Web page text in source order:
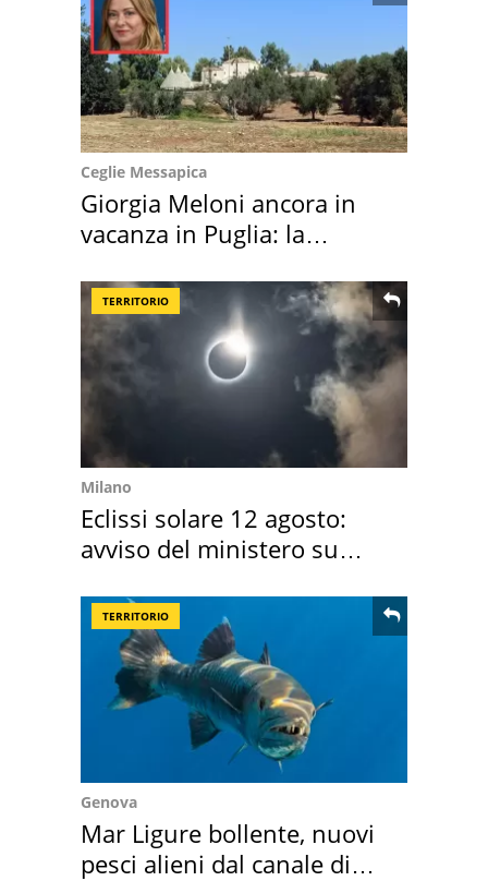
Ceglie Messapica
Giorgia Meloni ancora in
vacanza in Puglia: la
TERRITORIO
Milano
Eclissi solare 12 agosto:
avviso del ministero su
TERRITORIO
Genova
Mar Ligure bollente, nuovi
pesci alieni dal canale di